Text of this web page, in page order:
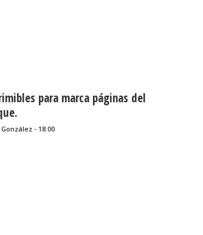
para marca páginas del
- 18:00